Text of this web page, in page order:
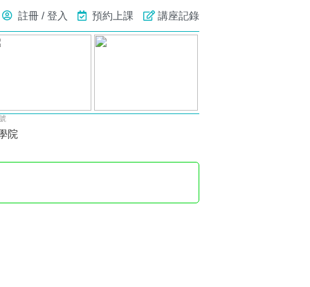
註冊 / 登入 預約上課 講座記錄
院